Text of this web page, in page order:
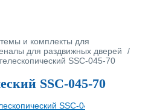
и комплекты для
для раздвижных дверей
/
SSC-045-70
SSC-045-70
Купить в один клик